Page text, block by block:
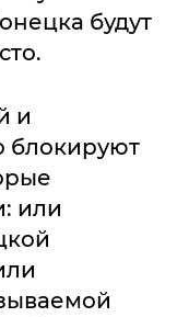
будут
и
блокируют
или